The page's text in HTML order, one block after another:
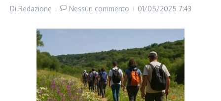
Di Redazione Nessun commento 01/05/2025 7:43